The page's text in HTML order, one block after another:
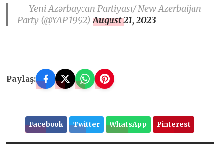
— Yeni Azərbaycan Partiyası/ New Azerbaijan
Party (@YAP_1992)August 21, 2023
Paylaş:
Facebook Twitter WhatsApp Pinterest